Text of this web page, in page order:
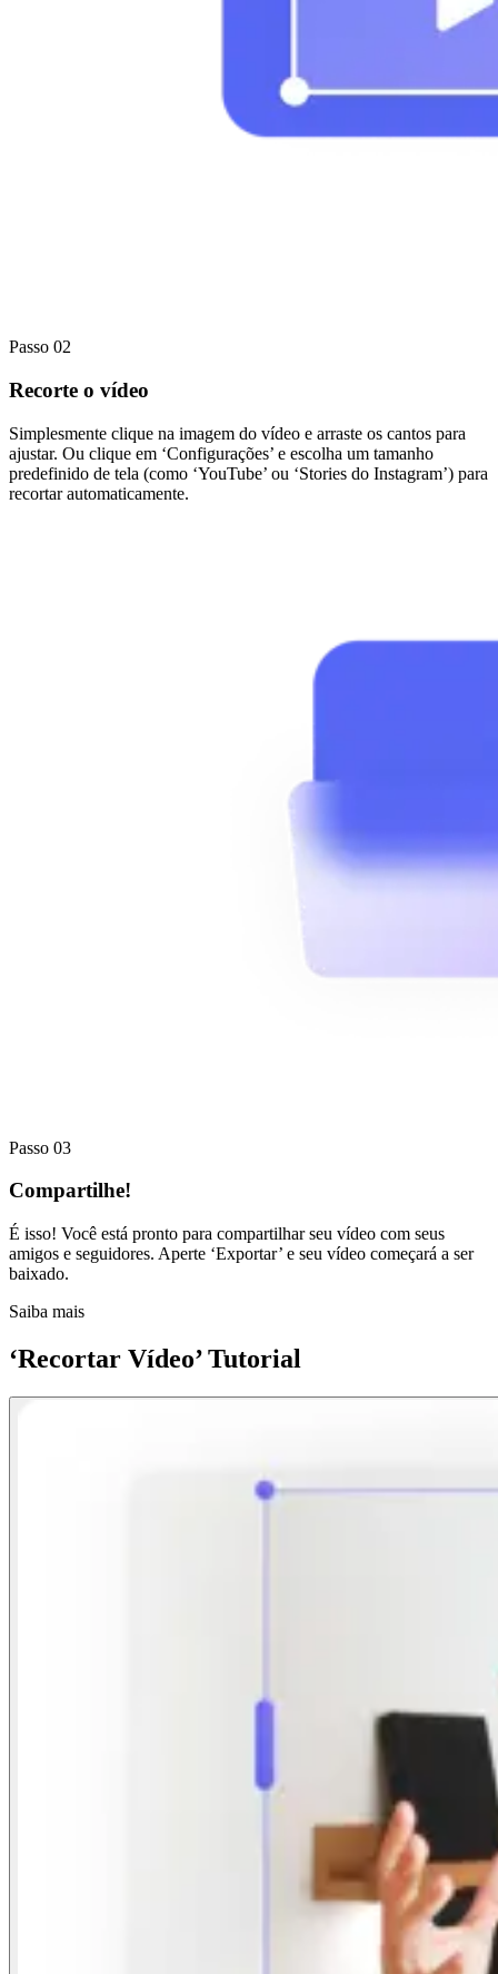
Passo 02
Recorte o vídeo
Simplesmente clique na imagem do vídeo e arraste os cantos para
ajustar. Ou clique em ‘Configurações’ e escolha um tamanho
predefinido de tela (como ‘YouTube’ ou ‘Stories do Instagram’) para
recortar automaticamente.
Passo 03
Compartilhe!
É isso! Você está pronto para compartilhar seu vídeo com seus
amigos e seguidores. Aperte ‘Exportar’ e seu vídeo começará a ser
baixado.
Saiba mais
‘Recortar Vídeo’ Tutorial